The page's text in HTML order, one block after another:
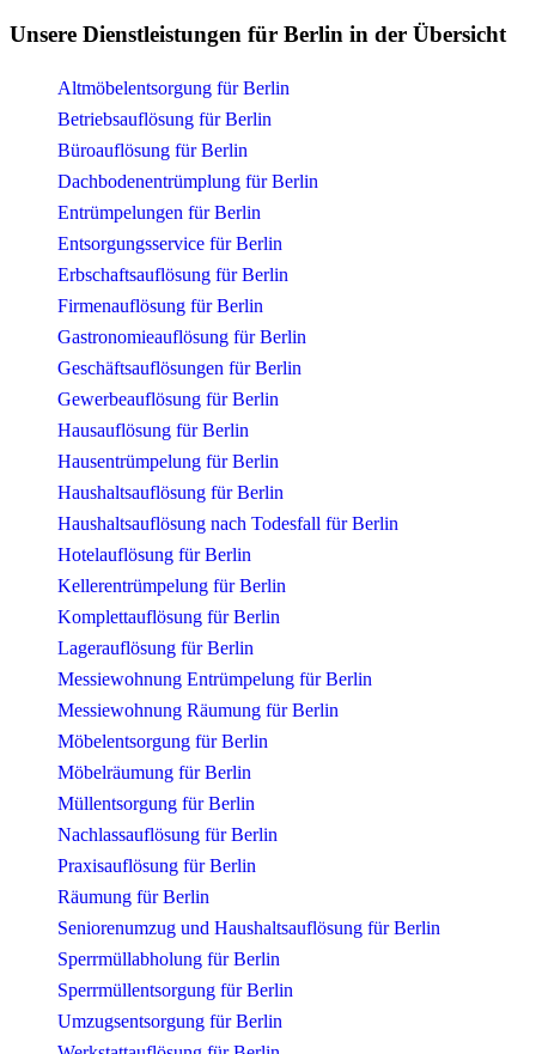
Unsere Dienstleistungen für Berlin in der Übersicht
Altmöbelentsorgung für Berlin
Betriebsauflösung für Berlin
Büroauflösung für Berlin
Dachbodenentrümplung für Berlin
Entrümpelungen für Berlin
Entsorgungsservice für Berlin
Erbschaftsauflösung für Berlin
Firmenauflösung für Berlin
Gastronomieauflösung für Berlin
Geschäftsauflösungen für Berlin
Gewerbeauflösung für Berlin
Hausauflösung für Berlin
Hausentrümpelung für Berlin
Haushaltsauflösung für Berlin
Haushaltsauflösung nach Todesfall für Berlin
Hotelauflösung für Berlin
Kellerentrümpelung für Berlin
Komplettauflösung für Berlin
Lagerauflösung für Berlin
Messiewohnung Entrümpelung für Berlin
Messiewohnung Räumung für Berlin
Möbelentsorgung für Berlin
Möbelräumung für Berlin
Müllentsorgung für Berlin
Nachlassauflösung für Berlin
Praxisauflösung für Berlin
Räumung für Berlin
Seniorenumzug und Haushaltsauflösung für Berlin
Sperrmüllabholung für Berlin
Sperrmüllentsorgung für Berlin
Umzugsentsorgung für Berlin